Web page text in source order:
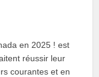
en 2025 ! est
réussir leur
courantes et en